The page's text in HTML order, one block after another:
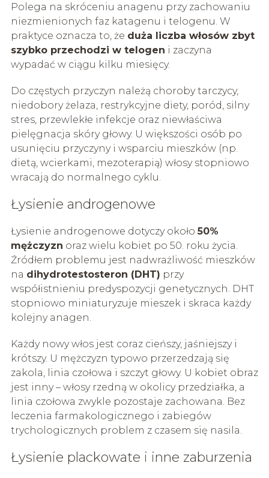
Polega na skróceniu anagenu przy zachowaniu
niezmienionych faz katagenu i telogenu. W
praktyce oznacza to, że duża liczba włosów zbyt
szybko przechodzi w telogen i zaczyna
wypadać w ciągu kilku miesięcy.
Do częstych przyczyn należą choroby tarczycy,
niedobory żelaza, restrykcyjne diety, poród, silny
stres, przewlekłe infekcje oraz niewłaściwa
pielęgnacja skóry głowy. U większości osób po
usunięciu przyczyny i wsparciu mieszków (np.
dietą, wcierkami, mezoterapią) włosy stopniowo
wracają do normalnego cyklu.
Łysienie androgenowe
Łysienie androgenowe dotyczy około50%
mężczyzn oraz wielu kobiet po 50. roku życia.
Źródłem problemu jest nadwrażliwość mieszków
na dihydrotestosteron (DHT) przy
współistnieniu predyspozycji genetycznych. DHT
stopniowo miniaturyzuje mieszek i skraca każdy
kolejny anagen.
Każdy nowy włos jest coraz cieńszy, jaśniejszy i
krótszy. U mężczyzn typowo przerzedzają się
zakola, linia czołowa i szczyt głowy. U kobiet obraz
jest inny – włosy rzedną w okolicy przedziałka, a
linia czołowa zwykle pozostaje zachowana. Bez
leczenia farmakologicznego i zabiegów
trychologicznych problem z czasem się nasila.
Łysienie plackowate i inne zaburzenia